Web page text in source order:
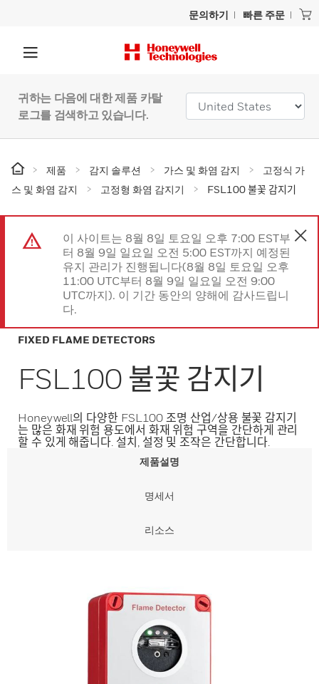
문의하기 빠른 주문
귀하는 다음에 대한 제품 카탈
로그를 검색하고 있습니다.
제품 감지 솔루션 가스 및 화염 감지
고정식 가
스 및 화염 감지
고정형 화염 감지기 FSL100 불꽃 감지기
이 사이트는 8월 8일 토요일 오후 7:00 EST부
터 8월 9일 일요일 오전 5:00 EST까지 예정된
유지 관리가 진행됩니다(8월 8일 토요일 오후
11:00 UTC부터 8월 9일 일요일 오전 9:00
UTC까지). 이 기간 동안의 양해에 감사드립니
다.
FIXED FLAME DETECTORS
FSL100 불꽃 감지기
Honeywell의 다양한 FSL100 조명 산업/상용 불꽃 감지기
는 많은 화재 위험 용도에서 화재 위험 구역을 간단하게 관리
할 수 있게 해줍니다. 설치, 설정 및 조작은 간단합니다.
제품설명
명세서
리소스